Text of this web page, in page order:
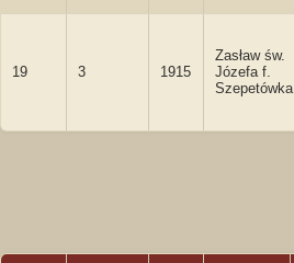
19 3 1915
Zasław św.
Józefa f.
Szepetówka